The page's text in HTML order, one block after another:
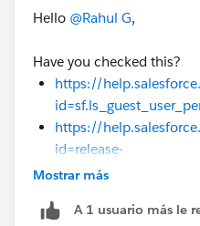
Hello @Rahul G,
Have you checked this?
https://
https://
id=release-
Mostrar más
A 1 usuario más le